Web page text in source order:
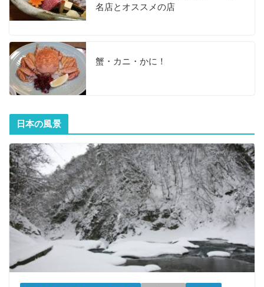
名店とオススメの店
蟹・カニ・かに！
日本の風景